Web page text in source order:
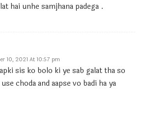
hai unhe samjhana padega .
10, 2021 At 10:57 pm
sis ko bolo ki ye sab galat tha so
choda and aapse vo badi ha ya